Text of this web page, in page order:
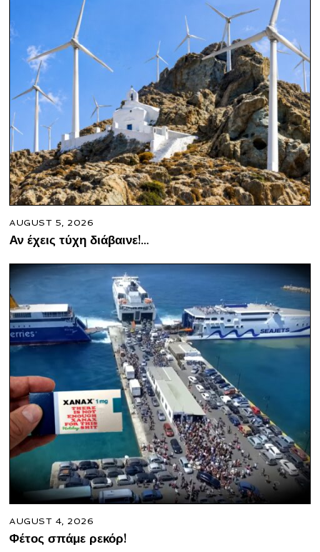
AUGUST 5, 2026
Αν έχεις τύχη διάβαινε!…
AUGUST 4, 2026
Φέτος σπάμε ρεκόρ!